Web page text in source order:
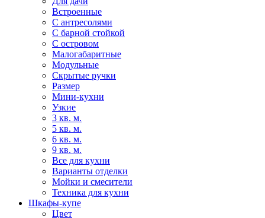
Встроенные
С антресолями
С барной стойкой
С островом
Малогабаритные
Модульные
Скрытые ручки
Размер
Мини-кухни
Узкие
3 кв. м.
5 кв. м.
6 кв. м.
9 кв. м.
Все для кухни
Варианты отделки
Мойки и смесители
Техника для кухни
Шкафы-купе
Цвет